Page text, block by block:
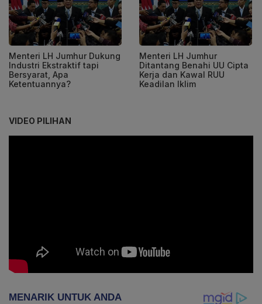
Menteri LH Jumhur Dukung
Industri Ekstraktif tapi
Bersyarat, Apa
Ketentuannya?
Menteri LH Jumhur
Ditantang Benahi UU Cipta
Kerja dan Kawal RUU
Keadilan Iklim
VIDEO PILIHAN